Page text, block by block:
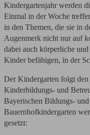
Kindergartenjahr werden
Einmal in der Woche
in den Themen, die sie in
Augenmerk nicht nur auf
dabei auch körperliche
Kinder befähigen, in der
Der Kindergarten folgt
Kinderbildungs- und
Bayerischen Bildungs-
Bauernhofkindergarten
gesetzt: